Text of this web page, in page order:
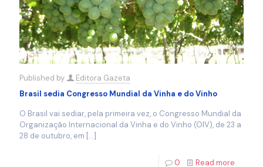
Published by
Editora Gazeta
Brasil sedia Congresso Mundial da Vinha e do Vinho
O Brasil vai sediar, pela primeira vez, o Congresso Mundial da
Organização Internacional da Vinha e do Vinho (OIV), de 23 a
28 de outubro, em […]
0 Read more